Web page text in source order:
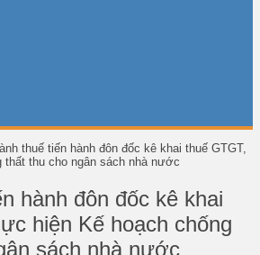
thuế tiến hành đôn đốc kê khai thuế GTGT,
thất thu cho ngân sách nhà nước
hành đôn đốc kê khai
hiện Kế hoạch chống
sách nhà nước